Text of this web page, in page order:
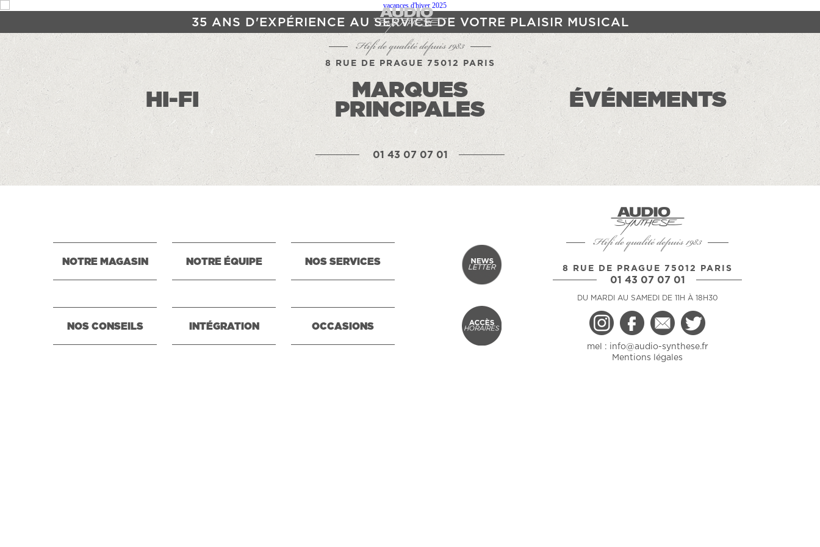
35 ANS D'EXPÉRIENCE AU SERVICE DE VOTRE PLAISIR MUSICAL
Hifi de qualité depuis 1983
8 RUE DE PRAGUE 75012 PARIS
HI-FI
MARQUES
PRINCIPALES
ÉVÉNEMENTS
01 43 07 07 01
NOTRE MAGASIN NOTRE ÉQUIPE NOS SERVICES
NOS CONSEILS INTÉGRATION OCCASIONS
Hifi de qualité depuis 1983
8 RUE DE PRAGUE 75012 PARIS
01 43 07 07 01
DU MARDI AU SAMEDI DE 11H À 18H30
mel : info@audio-synthese.fr
Mentions légales